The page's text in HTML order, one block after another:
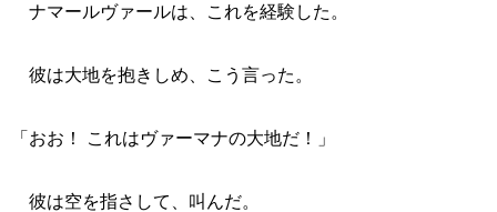
ナマールヴァールは、これを経験した。
彼は大地を抱きしめ、こう言った。
「おお！ これはヴァーマナの大地だ！」
彼は空を指さして、叫んだ。